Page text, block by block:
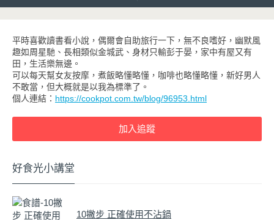
平時喜歡讀書看小說，偶爾會自助旅行一下，無不良嗜好，幽默風
趣如周星馳、長相類似金城武、身材只輸彭于晏，家中有屋又有
田，生活樂無邊。
可以每天幫女友按摩，煮飯略懂略懂，咖啡也略懂略懂，新好男人
不敢當，但大概就是以我為標準了。
個人連結： https://cookpot.com.tw/blog/96953.html
好食光小講堂
10撇步 正確使用不沾鍋